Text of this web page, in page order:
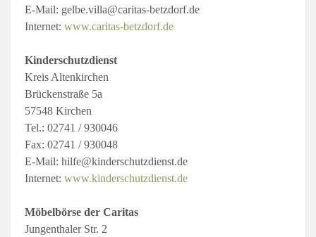
E-Mail: gelbe.villa@caritas-betzdorf.de
Internet: www.caritas-betzdorf.de
Kinderschutzdienst
Kreis Altenkirchen
Brückenstraße 5a
57548 Kirchen
Tel.: 02741 / 930046
Fax: 02741 / 930048
E-Mail: hilfe@kinderschutzdienst.de
Internet: www.kinderschutzdienst.de
Möbelbörse der Caritas
Jungenthaler Str. 2